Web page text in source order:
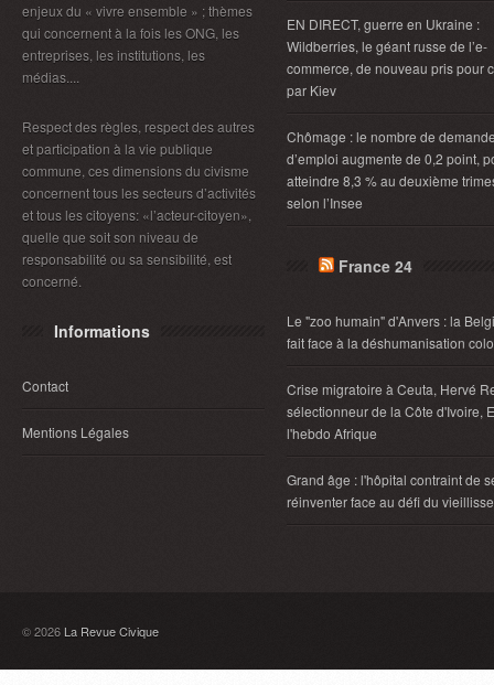
enjeux du « vivre ensemble » ; thèmes
qui concernent à la fois les ONG, les
entreprises, les institutions, les
médias....
Respect des règles, respect des autres
et participation à la vie publique
commune, ces dimensions du civisme
concernent tous les secteurs d’activités
et tous les citoyens: «l’acteur-citoyen»,
quelle que soit son niveau de
responsabilité ou sa sensibilité, est
concerné.
Informations
Contact
Mentions Légales
EN DIRECT, guerre en Ukraine :
Wildberries, le géant russe de l’e-
commerce, de nouveau pris pour
par Kiev
Chômage : le nombre de
d’emploi augmente de 0,2 point,
atteindre 8,3 % au deuxième
selon l’Insee
France 24
Le "zoo humain" d'Anvers : la
fait face à la déshumanisation
Crise migratoire à Ceuta, Hervé
sélectionneur de la Côte d'Ivoire,
l'hebdo Afrique
Grand âge : l'hôpital contraint de
réinventer face au défi du
© 2026 La Revue Civique